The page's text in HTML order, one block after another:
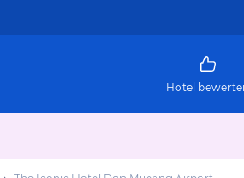
Hotel